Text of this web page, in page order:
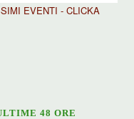
EVENTI - CLICKA
48 ORE